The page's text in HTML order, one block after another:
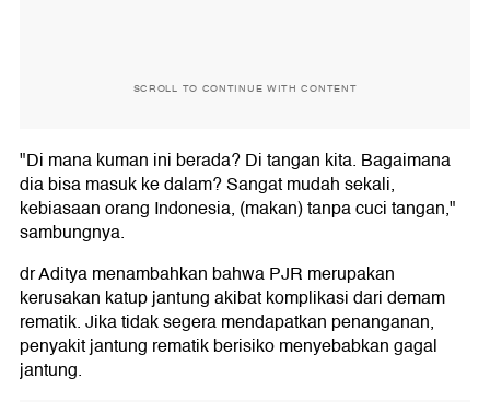
SCROLL TO CONTINUE WITH CONTENT
"Di mana kuman ini berada? Di tangan kita. Bagaimana
dia bisa masuk ke dalam? Sangat mudah sekali,
kebiasaan orang Indonesia, (makan) tanpa cuci tangan,"
sambungnya.
dr Aditya menambahkan bahwa PJR merupakan
kerusakan katup jantung akibat komplikasi dari demam
rematik. Jika tidak segera mendapatkan penanganan,
penyakit jantung rematik berisiko menyebabkan gagal
jantung.